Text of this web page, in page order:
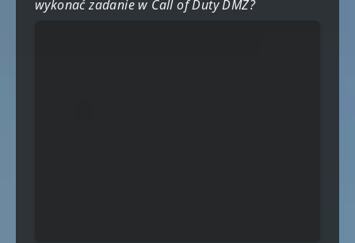
wykonać zadanie w Call of Duty DMZ?